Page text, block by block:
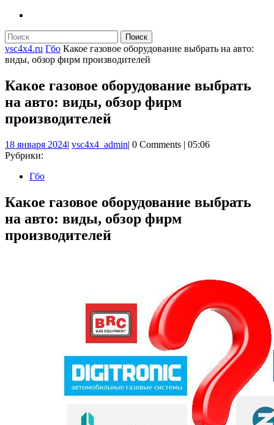
КНОПКА
Найти:
vsc4x4.ru Гбо Какое газовое оборудование выбрать на авто:
виды, обзор фирм производителей
Какое газовое оборудование выбрать
на авто: виды, обзор фирм
производителей
18 января 202418
| vsc4x4_adminvsc4x4_admin
| 0 Comments | 05:06
Рубрики:
Гбо
Какое газовое оборудование выбрать
на авто: виды, обзор фирм
производителей